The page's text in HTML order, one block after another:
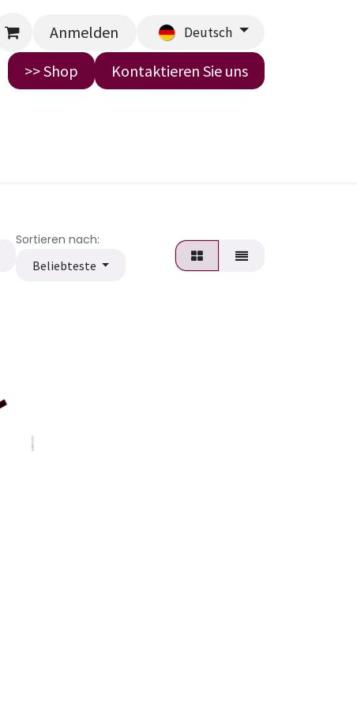
Anmelden Deutsch
>> Shop Kontaktieren Sie uns
Sortieren nach:
Beliebteste